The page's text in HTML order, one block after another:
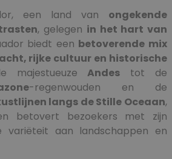
een land van ongekende
, gelegen in het hart van
biedt een betoverende mix
rijke cultuur en historische
majestueuzeAndes tot de
-regenwouden en de
langs de Stille Oceaan,
betovert bezoekers met zijn
variëteit aan landschappen en